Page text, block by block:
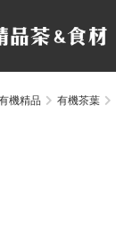
機精品 有機茶葉